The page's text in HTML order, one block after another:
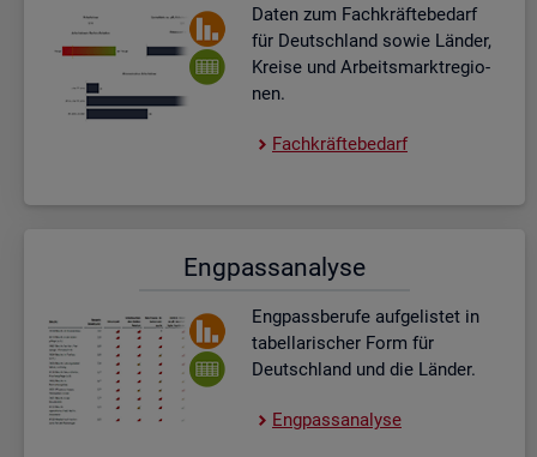
Daten zum Fach­kräf­te­be­darf
für Deutsch­land sowie Län­der,
Krei­se und Ar­beits­markt­re­gio­
nen.
Fach­kräf­te­be­darf
Eng­pass­ana­ly­se
Eng­pass­be­ru­fe auf­ge­lis­tet in
ta­bel­la­ri­scher Form für
Deutsch­land und die Län­der.
Eng­pass­ana­ly­se